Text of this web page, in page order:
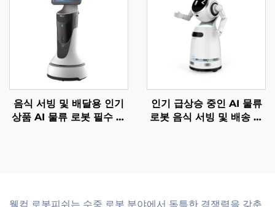
음식 서빙 및 배달용 인기
상품 AI 물류 로봇 필수 서
인기 급상승 중인 AI 물류
로봇 음식 서빙 및 배송 서
웰컴 로봇피쉬는 수중 로봇 분야에서 독특한 경쟁력을 갖춘